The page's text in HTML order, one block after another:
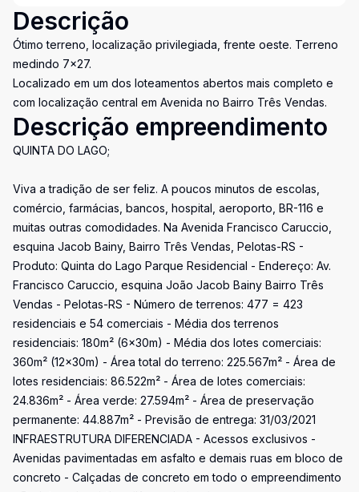
Descrição
Ótimo terreno, localização privilegiada, frente oeste. Terreno
medindo 7×27.
Localizado em um dos loteamentos abertos mais completo e
com localização central em Avenida no Bairro Três Vendas.
Descrição empreendimento
QUINTA DO LAGO;
Viva a tradição de ser feliz. A poucos minutos de escolas,
comércio, farmácias, bancos, hospital, aeroporto, BR-116 e
muitas outras comodidades. Na Avenida Francisco Caruccio,
esquina Jacob Bainy, Bairro Três Vendas, Pelotas-RS -
Produto: Quinta do Lago Parque Residencial - Endereço: Av.
Francisco Caruccio, esquina João Jacob Bainy Bairro Três
Vendas - Pelotas-RS - Número de terrenos: 477 = 423
residenciais e 54 comerciais - Média dos terrenos
residenciais: 180m² (6x30m) - Média dos lotes comerciais:
360m² (12x30m) - Área total do terreno: 225.567m² - Área de
lotes residenciais: 86.522m² - Área de lotes comerciais:
24.836m² - Área verde: 27.594m² - Área de preservação
permanente: 44.887m² - Previsão de entrega: 31/03/2021
INFRAESTRUTURA DIFERENCIADA - Acessos exclusivos -
Avenidas pavimentadas em asfalto e demais ruas em bloco de
concreto - Calçadas de concreto em todo o empreendimento